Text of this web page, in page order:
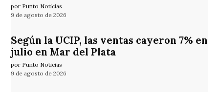
por Punto Noticias
9 de agosto de 2026
Según la UCIP, las ventas cayeron 7% en
julio en Mar del Plata
por Punto Noticias
9 de agosto de 2026